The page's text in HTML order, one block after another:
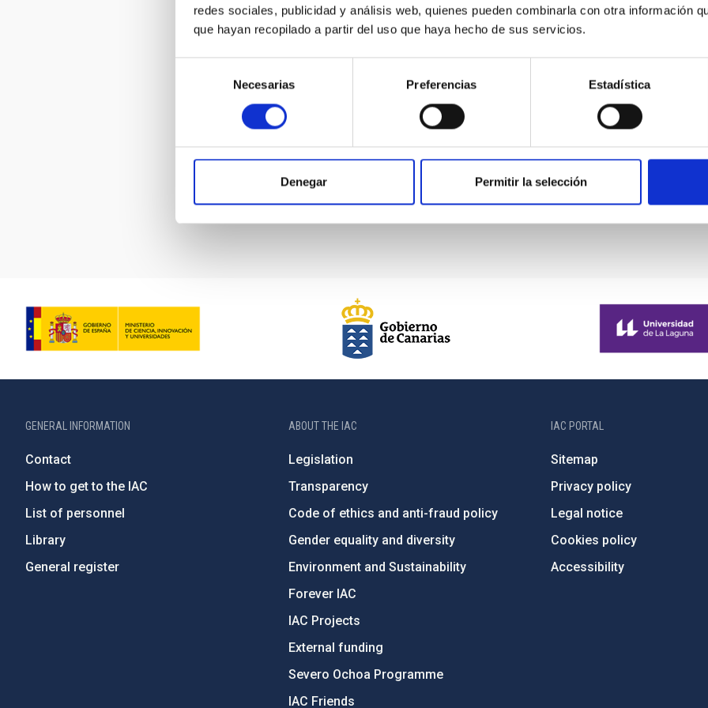
redes sociales, publicidad y análisis web, quienes pueden combinarla con otra información
que hayan recopilado a partir del uso que haya hecho de sus servicios.
consentimiento
Necesarias Preferencias Estadística
Denegar Permitir la selección
figura_prominence_galeria_resultados.png
BLANCO PNG height
450px
ELF EXO LIFE FINDER
Pagination
GENERAL INFORMATION
Contact
How to get to the IAC
List of personnel
Library
General register
ABOUT THE IAC
Legislation
Transparency
Code of ethics and anti-fraud policy
Gender equality and diversity
Environment and Sustainability
Forever IAC
IAC Projects
External funding
Severo Ochoa Programme
IAC Friends
IAC PORTAL
Sitemap
Privacy policy
Legal notice
Cookies policy
Accessibility